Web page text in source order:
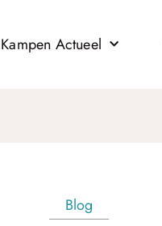
Kampen Actueel
Blog